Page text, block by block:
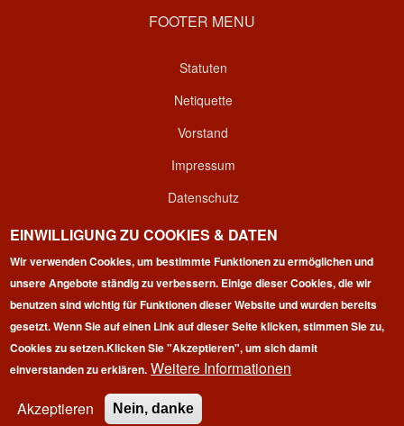
FOOTER MENU
Statuten
Netiquette
Vorstand
Impressum
Datenschutz
Kontakt
Login
Copyright © 2026 | 100 Marathon Club Deutschland e.V. | All
rights reserved.
EINWILLIGUNG ZU COOKIES & DATEN
Wir verwenden Cookies, um bestimmte Funktionen zu ermöglichen und
unsere Angebote ständig zu verbessern. Einige dieser Cookies, die wir
benutzen sind wichtig für Funktionen dieser Website und wurden bereits
gesetzt. Wenn Sie auf einen Link auf dieser Seite klicken, stimmen Sie zu,
Cookies zu setzen.Klicken Sie "Akzeptieren", um sich damit
einverstanden zu erklären. Weitere Informationen
Akzeptieren
Nein, danke